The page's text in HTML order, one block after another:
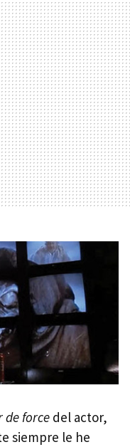
de force del actor,
siempre le he